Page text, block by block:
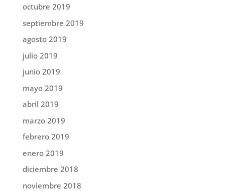
octubre 2019
septiembre 2019
agosto 2019
julio 2019
junio 2019
mayo 2019
abril 2019
marzo 2019
febrero 2019
enero 2019
diciembre 2018
noviembre 2018